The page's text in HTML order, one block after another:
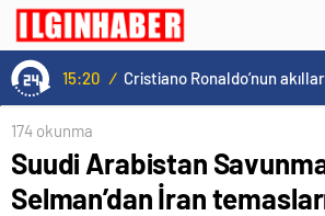
15:20 /
174 okunma
Suudi Arabistan
Selman’dan İran